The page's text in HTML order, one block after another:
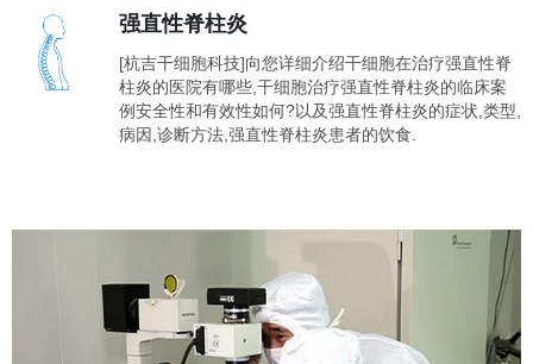
强直性脊柱炎
[杭吉干细胞科技]向您详细介绍干细胞在治疗强直性脊
柱炎的医院有哪些,干细胞治疗强直性脊柱炎的临床案
例安全性和有效性如何?以及强直性脊柱炎的症状,类型,
病因,诊断方法,强直性脊柱炎患者的饮食.